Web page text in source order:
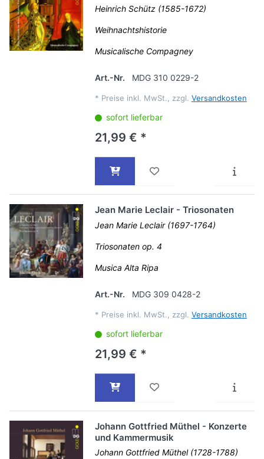
Heinrich Schütz (1585-1672)
Weihnachtshistorie
Musicalische Compagney
Art.-Nr. MDG 310 0229-2
* Preise inkl. MwSt., zzgl. Versandkosten
sofort lieferbar
21,99 € *
Jean Marie Leclair - Triosonaten
Jean Marie Leclair (1697-1764)
Triosonaten op. 4
Musica Alta Ripa
Art.-Nr. MDG 309 0428-2
* Preise inkl. MwSt., zzgl. Versandkosten
sofort lieferbar
21,99 € *
Johann Gottfried Müthel - Konzerte
und Kammermusik
Johann Gottfried Müthel (1728-1788)